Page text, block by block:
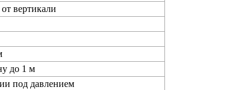
вертикали
до 1 м
под давлением